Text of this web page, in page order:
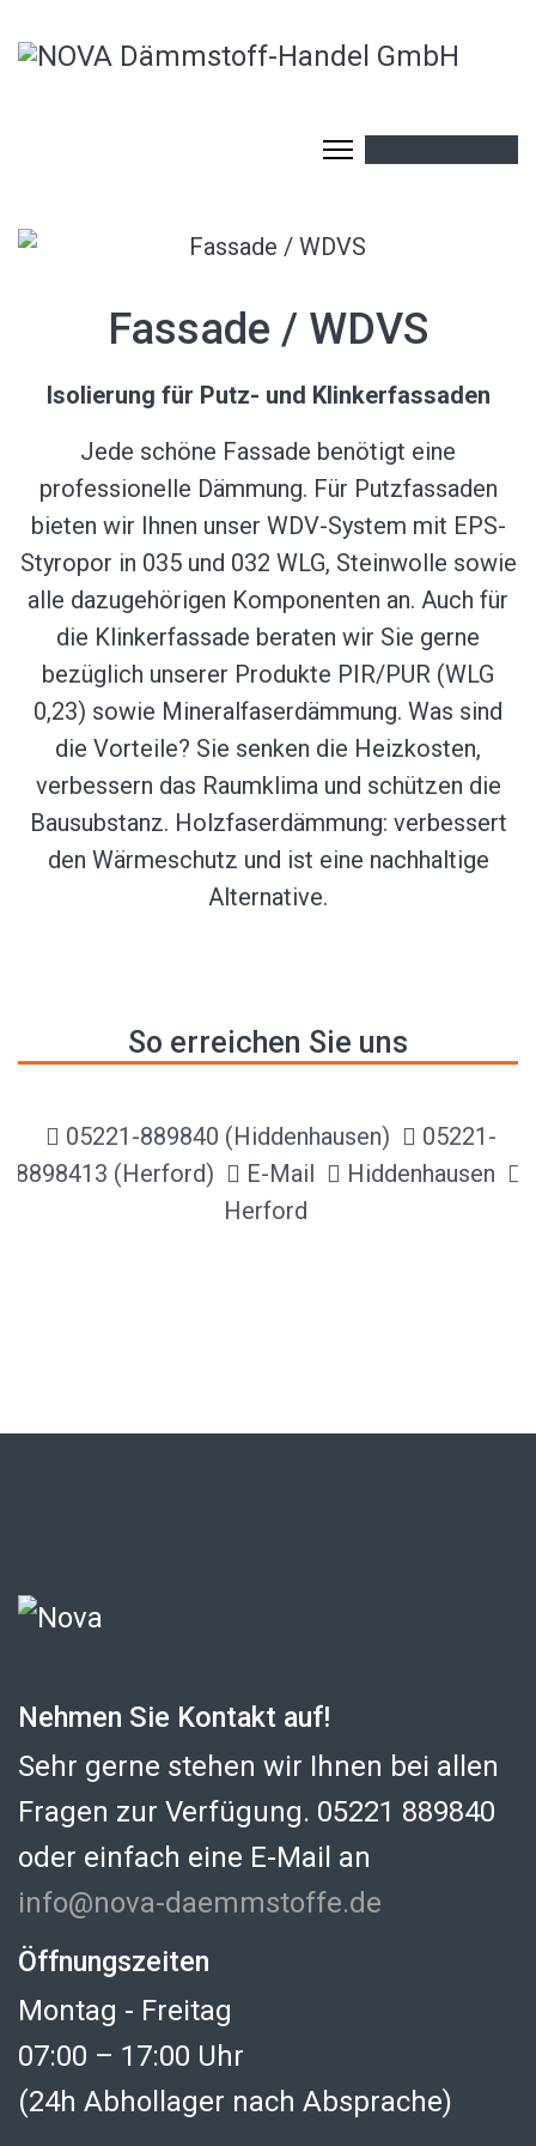
Fassade / WDVS
Isolierung für Putz- und Klinkerfassaden
Jede schöne Fassade benötigt eine
professionelle Dämmung. Für Putzfassaden
bieten wir Ihnen unser WDV-System mit EPS-
Styropor in 035 und 032 WLG, Steinwolle sowie
alle dazugehörigen Komponenten an. Auch für
die Klinkerfassade beraten wir Sie gerne
bezüglich unserer Produkte PIR/PUR (WLG
0,23) sowie Mineralfaserdämmung. Was sind
die Vorteile? Sie senken die Heizkosten,
verbessern das Raumklima und schützen die
Bausubstanz. Holzfaserdämmung: verbessert
den Wärmeschutz und ist eine nachhaltige
Alternative.
So erreichen Sie uns
05221-889840 (Hiddenhausen)
05221-
8898413 (Herford)
E-Mail
Hiddenhausen
Herford
Nehmen Sie Kontakt auf!
Sehr gerne stehen wir Ihnen bei allen
Fragen zur Verfügung. 05221 889840
oder einfach eine E-Mail an
info@nova-daemmstoffe.de
Öffnungszeiten
Montag - Freitag
07:00 – 17:00 Uhr
(24h Abhollager nach Absprache)